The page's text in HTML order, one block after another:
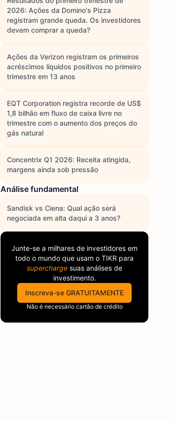
2026: Ações da Domino's Pizza
registram grande queda. Os investidores
devem comprar a queda?
Ações da Verizon registram os primeiros
acréscimos líquidos positivos no primeiro
trimestre em 13 anos
EQT Corporation registra recorde de US$
1,8 bilhão em fluxo de caixa livre no
trimestre com o aumento dos preços do
gás natural
Concentrix Q1 2026: Receita atingida,
margens ainda sob pressão
Análise fundamental
Sandisk vs Ciena: Qual ação será
negociada em alta daqui a 3 anos?
Junte-se a milhares de investidores em
todo o mundo que usam o TIKR para
supercharge suas análises de
investimento.
Inscreva-se GRATUITAMENTE
Não é necessário cartão de crédito